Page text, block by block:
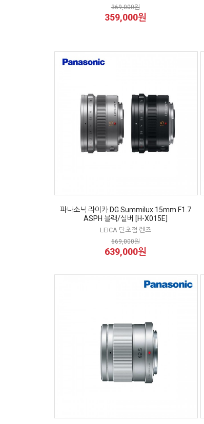
369,000원
359,000원
파나소닉 라이카 DG Summilux 15mm F1.7
ASPH 블랙/실버 [H-X015E]
LEICA 단초점 렌즈
669,000원
639,000원